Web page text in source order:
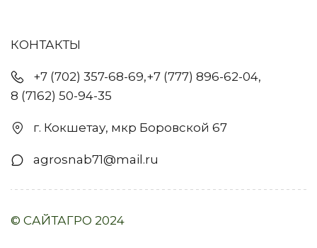
КОНТАКТЫ
г. Кокшетау, мкр Боровской 67
+7 (702) 357-68-69,+7 (777) 896-62-04,
8 (7162) 50-94-35
agrosnab71@mail.ru
© САЙТАГРО 2024